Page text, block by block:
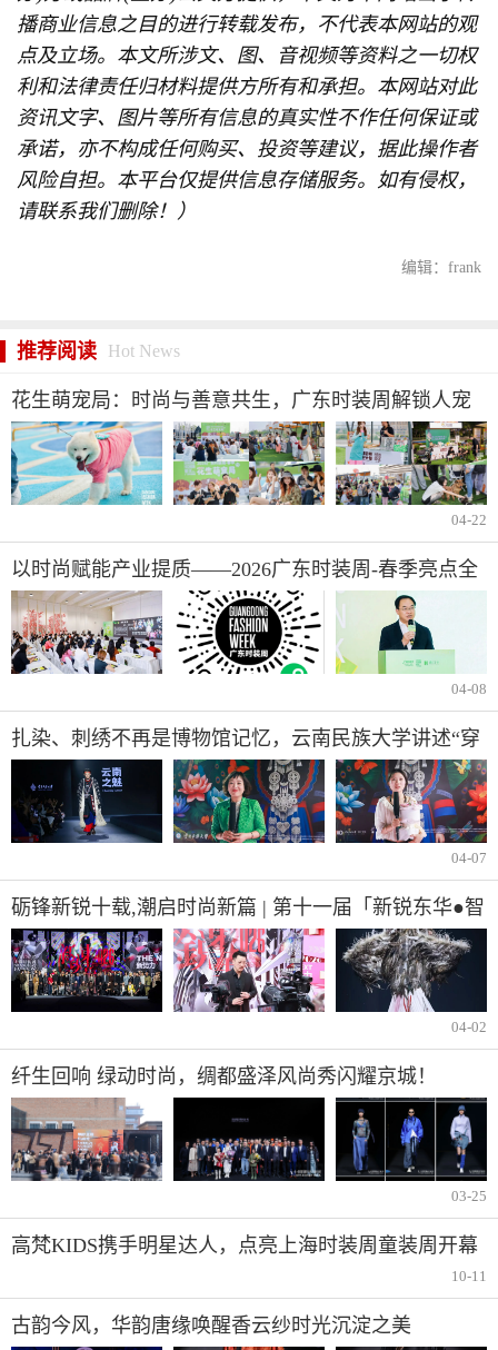
播商业信息之目的进行转载发布，不代表本网站的观
点及立场。本文所涉文、图、音视频等资料之一切权
利和法律责任归材料提供方所有和承担。本网站对此
资讯文字、图片等所有信息的真实性不作任何保证或
承诺，亦不构成任何购买、投资等建议，据此操作者
风险自担。本平台仅提供信息存储服务。如有侵权，
请联系我们删除！）
编辑：frank
推荐阅读 Hot News
花生萌宠局：时尚与善意共生，广东时装周解锁人宠
公益新范式
04-22
以时尚赋能产业提质——2026广东时装周-春季亮点全
揭晓
04-08
扎染、刺绣不再是博物馆记忆，云南民族大学讲述“穿
在身上的文化自信”
04-07
砺锋新锐十载,潮启时尚新篇 | 第十一届「新锐东华●智
赋新语」AW2026上海时装周大秀震撼登场
04-02
纤生回响 绿动时尚，绸都盛泽风尚秀闪耀京城！
03-25
高梵KIDS携手明星达人，点亮上海时装周童装周开幕
10-11
古韵今风，华韵唐缘唤醒香云纱时光沉淀之美